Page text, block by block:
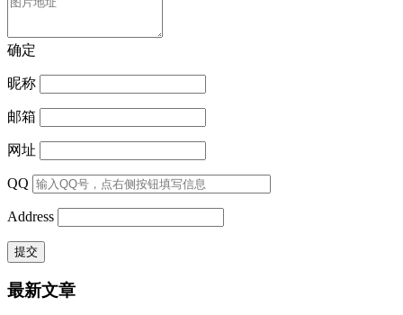
确定
昵称
邮箱
网址
QQ
Address
最新文章